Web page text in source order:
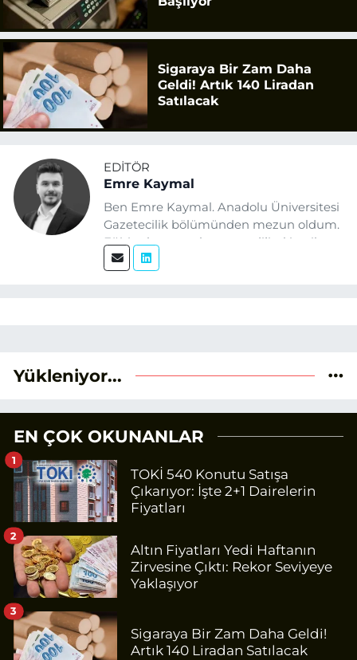
Sigaraya Bir Zam Daha
Geldi! Artık 140 Liradan
Satılacak
EDITÖR
Emre Kaymal
Ben Emre Kaymal. Anadolu Üniversitesi
Gazetecilik bölümünden mezun oldum.
Eğitim hayatım boyunca dijital içerik
üretimi ve arama motoru
Yükleniyor...
EN ÇOK OKUNANLAR
TOKİ 540 Konutu Satışa
Çıkarıyor: İşte 2+1 Dairelerin
Fiyatları
1
Altın Fiyatları Yedi Haftanın
Zirvesine Çıktı: Rekor Seviyeye
Yaklaşıyor
2
Sigaraya Bir Zam Daha Geldi!
Artık 140 Liradan Satılacak
3